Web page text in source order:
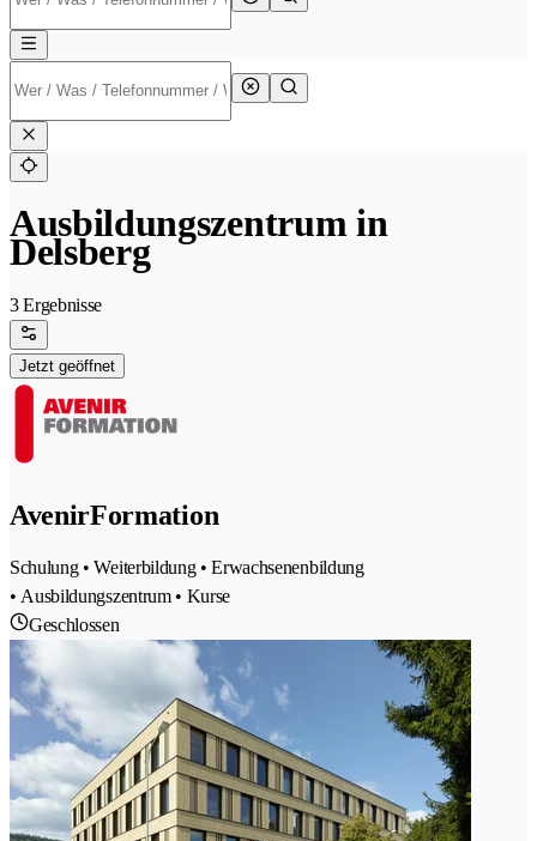
Ausbildungszentrum in
Delsberg
3 Ergebnisse
Jetzt geöffnet
AvenirFormation
Schulung • Weiterbildung • Erwachsenenbildung
• Ausbildungszentrum • Kurse
Geschlossen